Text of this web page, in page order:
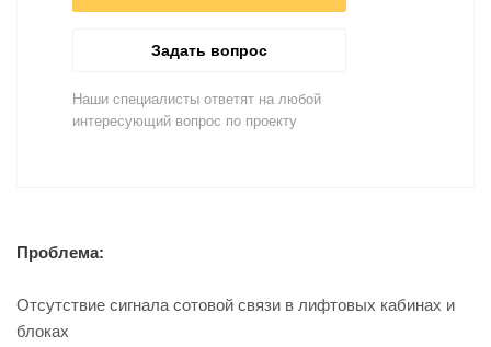
Задать вопрос
Наши специалисты ответят на любой
интересующий вопрос по проекту
Проблема:
Отсутствие сигнала сотовой связи в лифтовых кабинах и
блоках